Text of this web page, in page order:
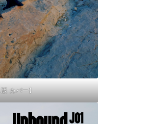
カバー】